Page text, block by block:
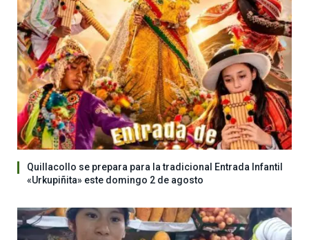
Quillacollo se prepara para la tradicional Entrada Infantil
«Urkupiñita» este domingo 2 de agosto